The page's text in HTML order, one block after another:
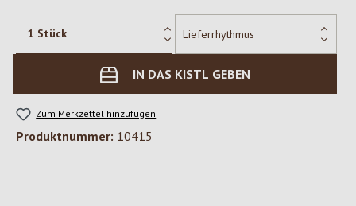
IN DAS KISTL GEBEN
Zum Merkzettel hinzufügen
Produktnummer: 10415